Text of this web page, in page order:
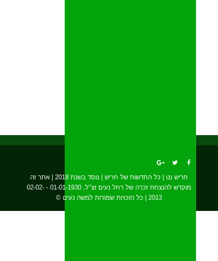
חריש נט | כל החדשות של חריש | נוסד בשנת 2018 | אתר זה
מוקדש להנצחת זכרה של רחל נעים זצ"ל, 01-01-1930 - 02-02-